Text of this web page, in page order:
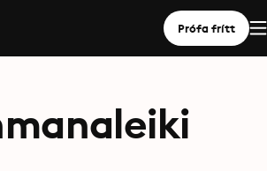
Prófa frítt